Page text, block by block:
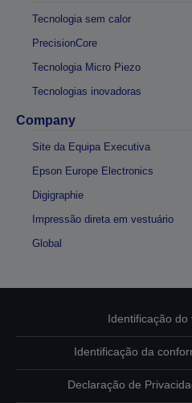
Tecnologia sem calor
PrecisionCore
Tecnologia Micro Piezo
Tecnologias inovadoras
Company
Site da Equipa Executiva
Epson Europe Electronics
Digigraphie
Impressão direta em vestuário
Global
Identificação do
Identificação da
Declaração de